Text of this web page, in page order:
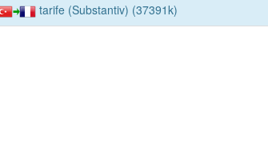
tarife (Substantiv) (37391k)